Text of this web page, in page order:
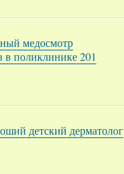
медосмотр
в поликлинике 201
детский дерматолог